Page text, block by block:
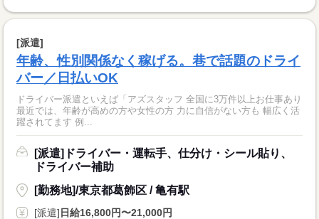
[派遣]
年齢、性別関係なく稼げる。巷で話題のドライ
バー／日払いOK
ドライバー派遣といえば「アズスタッフ 全国に3万件以上お仕事あり
最近では、年齢が高めの方や女性の方 力に自信がない方も 幅広く活
躍されてます 例...
[派遣]ドライバー・運転手、仕分け・シール貼り、
ドライバー補助
[勤務地]/東京都葛飾区 / 亀有駅
[派遣]日給16,800円〜21,000円